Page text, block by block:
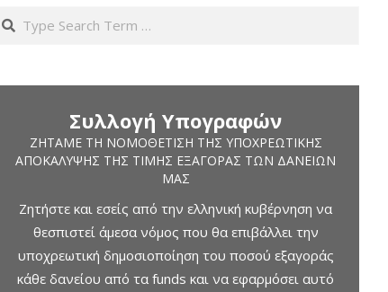
Search
Συλλογή Υπογραφών
ΖΗΤΆΜΕ ΤΗ ΝΟΜΟΘΈΤΙΣΗ ΤΗΣ ΥΠΟΧΡΕΩΤΙΚΉΣ
ΑΠΟΚΆΛΥΨΗΣ ΤΗΣ ΤΙΜΉΣ ΕΞΑΓΟΡΆΣ ΤΩΝ ΔΑΝΕΊΩΝ
ΜΑΣ
Ζητήστε και εσείς από την ελληνική κυβέρνηση να
θεσπιστεί άμεσα νόμος που θα επιβάλλει την
υποχρεωτική δημοσιοποίηση του ποσού εξαγοράς
κάθε δανείου από τα funds και να εφαρμόσει αυτό